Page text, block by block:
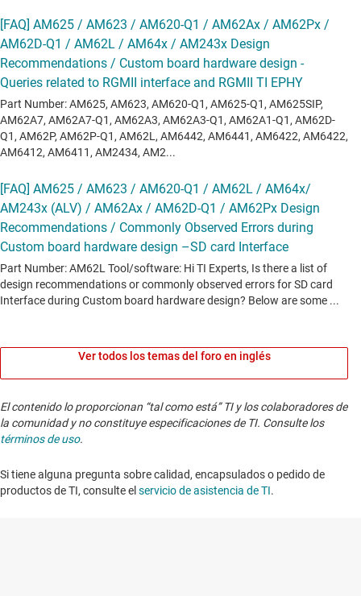
Ver todos los temas del foro en inglés
El contenido lo proporcionan “tal como está” TI y los colaboradores de
la comunidad y no constituye especificaciones de TI. Consulte los
términos de uso.
Si tiene alguna pregunta sobre calidad, encapsulados o pedido de
productos de TI, consulte el servicio de asistencia de TI. ​​​​​​​​​​​​​​